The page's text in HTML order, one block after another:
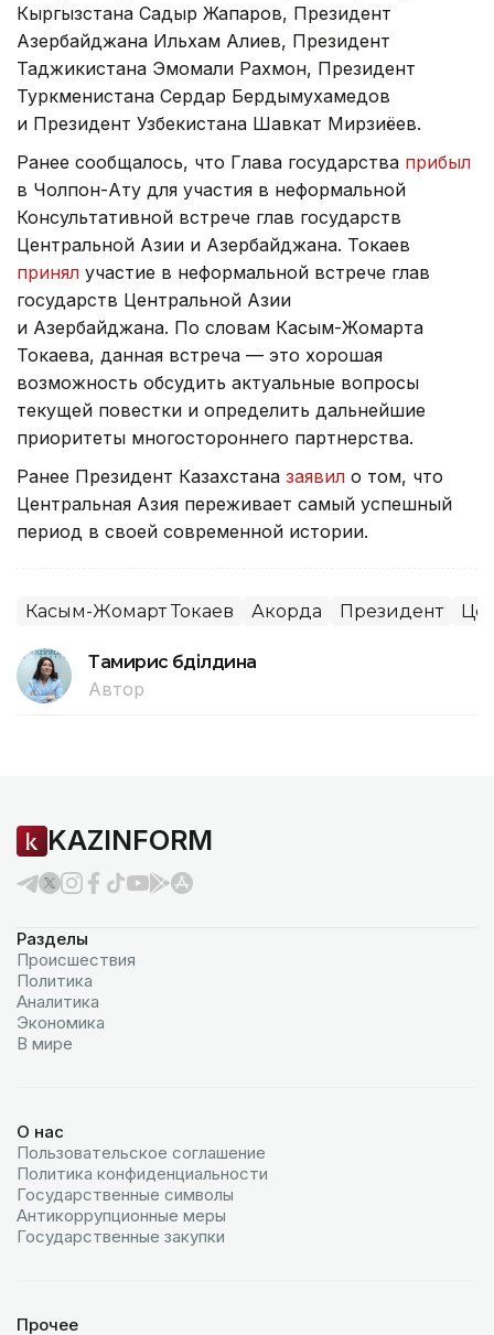
Кыргызстана Садыр Жапаров, Президент
Азербайджана Ильхам Алиев, Президент
Таджикистана Эмомали Рахмон, Президент
Туркменистана Сердар Бердымухамедов
и Президент Узбекистана Шавкат Мирзиёев.
Ранее сообщалось, что Глава государства прибыл
в Чолпон-Ату для участия в неформальной
Консультативной встрече глав государств
Центральной Азии и Азербайджана. Токаев
принял участие в неформальной встрече глав
государств Центральной Азии
и Азербайджана. По словам Касым-Жомарта
Токаева, данная встреча — это хорошая
возможность обсудить актуальные вопросы
текущей повестки и определить дальнейшие
приоритеты многостороннего партнерства.
Ранее Президент Казахстана заявил о том, что
Центральная Азия переживает самый успешный
период в своей современной истории.
Касым-Жомарт Токаев Акорда Президент
Тамирис Әбділдина
Автор
KAZINFORM
Разделы
Происшествия
Политика
Аналитика
Экономика
В мире
О нас
Пользовательское соглашение
Политика конфиденциальности
Государственные символы
Антикоррупционные меры
Государственные закупки
Прочее